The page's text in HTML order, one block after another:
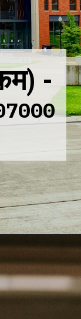
-